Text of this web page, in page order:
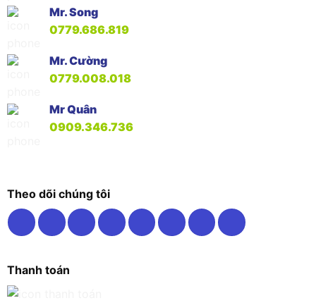
Mr. Song
0779.686.819
Mr. Cường
0779.008.018
Mr Quân
0909.346.736
Theo dõi chúng tôi
Thanh toán